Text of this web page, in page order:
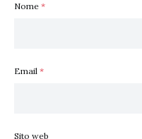
Nome *
Email *
Sito web